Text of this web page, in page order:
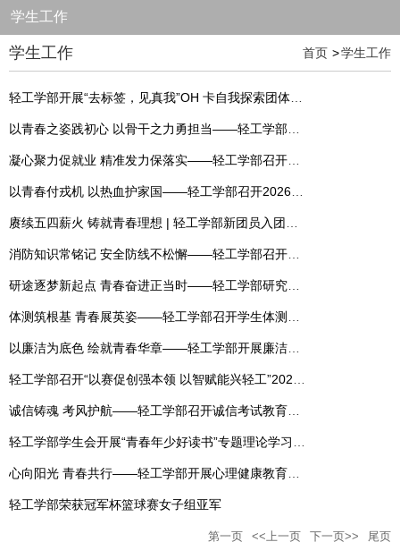
学生工作
首页 学生工作
学生工作
轻工学部开展“去标签，见真我”OH 卡自我探索团体辅
导主题活动
以青春之姿践初心 以骨干之力勇担当——轻工学部团
委分团校开展学生骨干例会
凝心聚力促就业 精准发力保落实——轻工学部召开
2026届毕业生就业工作推进会
以青春付戎机 以热血护家国——轻工学部召开2026年
征兵政策宣讲会
赓续五四薪火 铸就青春理想 | 轻工学部新团员入团仪
式圆满举行
消防知识常铭记 安全防线不松懈——轻工学部召开消
防安全教育主题班团会
研途逐梦新起点 青春奋进正当时——轻工学部研究生
会召开新学期全体大会
体测筑根基 青春展英姿——轻工学部召开学生体测工
作部署会
以廉洁为底色 绘就青春华章——轻工学部开展廉洁教
育开学第一课
轻工学部召开“以赛促创强本领 以智赋能兴轻工”2026
年大学生创新创业工作推进会
诚信铸魂 考风护航——轻工学部召开诚信考试教育主
题班团会
轻工学部学生会开展“青春年少好读书”专题理论学习活
动
心向阳光 青春共行——轻工学部开展心理健康教育主
题班会
轻工学部荣获冠军杯篮球赛女子组亚军
第一页 <<上一页 下一页>> 尾页